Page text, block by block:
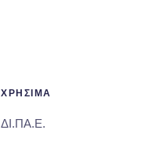
ΧΡΗΣΙΜΑ
ΔΙ.ΠΑ.Ε.